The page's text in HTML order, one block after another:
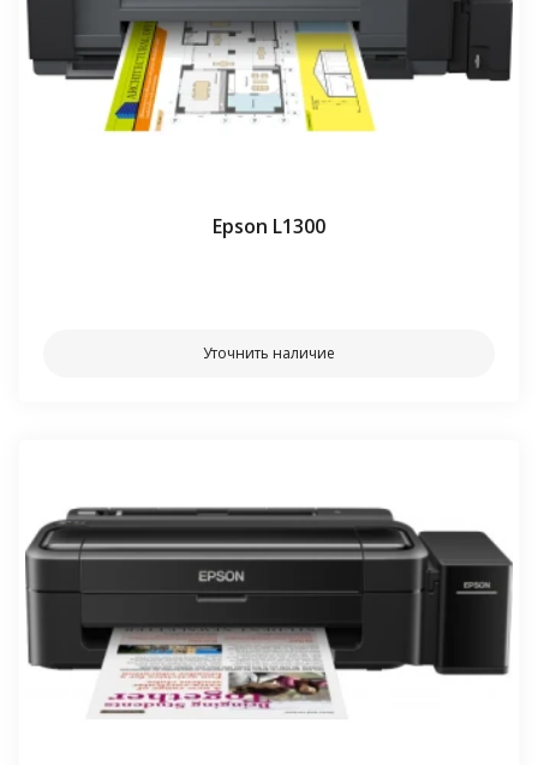
Epson L1300
Уточнить наличие